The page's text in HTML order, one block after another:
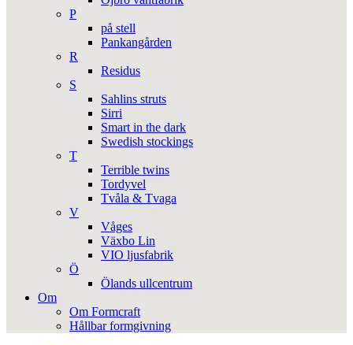
P
på stell
Pankangården
R
Residus
S
Sahlins struts
Sirri
Smart in the dark
Swedish stockings
T
Terrible twins
Tordyvel
Tvåla & Tvaga
V
Våges
Växbo Lin
VIO ljusfabrik
Ö
Ölands ullcentrum
Om
Om Formcraft
Hållbar formgivning